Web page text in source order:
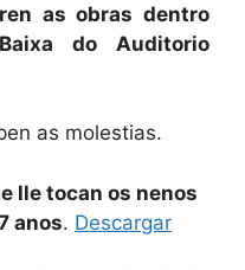
as obras dentro
do Auditorio
as molestias.
lle tocan os nenos
anos. Descargar